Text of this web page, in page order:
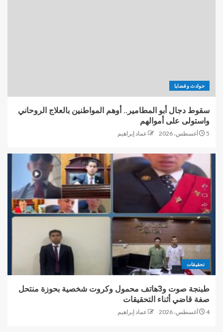
حوادث وقضايا
سقوط دجال أبو المطامير.. أوهم المواطنين بالعلاج الروحاني
واستولى على أموالهم
5 أغسطس، 2026 عماد إبراهيم
تحقيقات
طبنجة صوت و3هاتف محمول وكروت شخصية بحوزة منتحل
صفة قاضي أثناء التحقيقات
4 أغسطس، 2026 عماد إبراهيم